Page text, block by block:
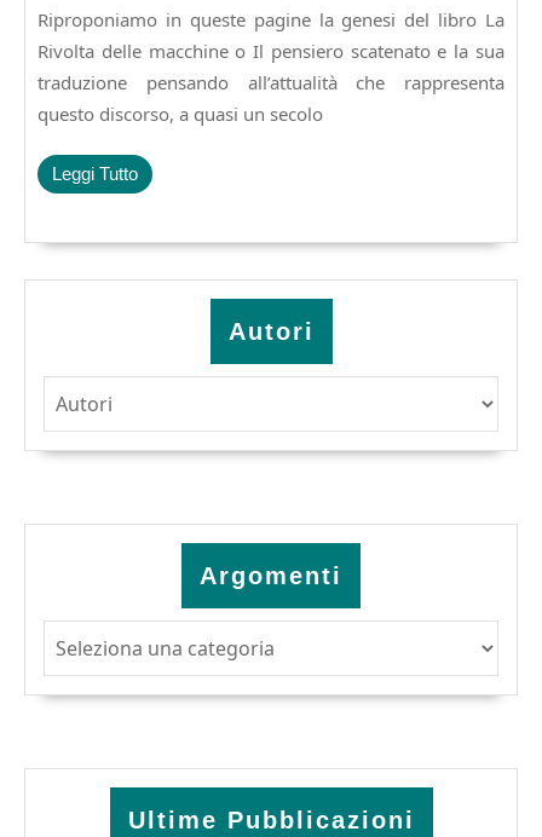
DELLE
MACCHINE
o
pensiero
scatenato.
Pagine
72,
8,00.
2017
Riproponiamo in queste pagine la genesi del libro La
Rivolta delle macchine o Il pensiero scatenato e la sua
traduzione pensando all’attualità che rappresenta
questo discorso, a quasi un secolo
Leggi TuttoLeggi
Tutto
Autori
Argomenti
Ultime Pubblicazioni